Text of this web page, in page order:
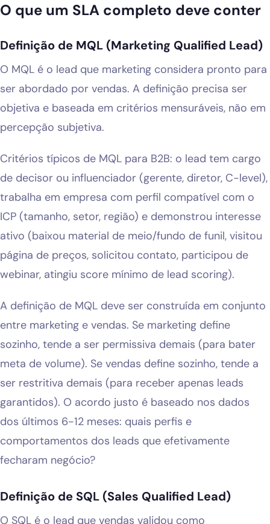
O que um SLA completo deve conter
Definição de MQL (Marketing Qualified Lead)
O MQL é o lead que marketing considera pronto para
ser abordado por vendas. A definição precisa ser
objetiva e baseada em critérios mensuráveis, não em
percepção subjetiva.
Critérios típicos de MQL para B2B: o lead tem cargo
de decisor ou influenciador (gerente, diretor, C-level),
trabalha em empresa com perfil compatível com o
ICP (tamanho, setor, região) e demonstrou interesse
ativo (baixou material de meio/fundo de funil, visitou
página de preços, solicitou contato, participou de
webinar, atingiu score mínimo de lead scoring).
A definição de MQL deve ser construída em conjunto
entre marketing e vendas. Se marketing define
sozinho, tende a ser permissiva demais (para bater
meta de volume). Se vendas define sozinho, tende a
ser restritiva demais (para receber apenas leads
garantidos). O acordo justo é baseado nos dados
dos últimos 6-12 meses: quais perfis e
comportamentos dos leads que efetivamente
fecharam negócio?
Definição de SQL (Sales Qualified Lead)
O SQL é o lead que vendas validou como